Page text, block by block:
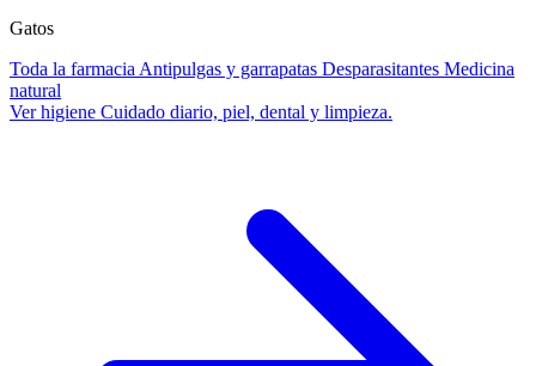
Gatos
Toda la farmacia Antipulgas y garrapatas Desparasitantes Medicina
natural
Ver higiene Cuidado diario, piel, dental y limpieza.